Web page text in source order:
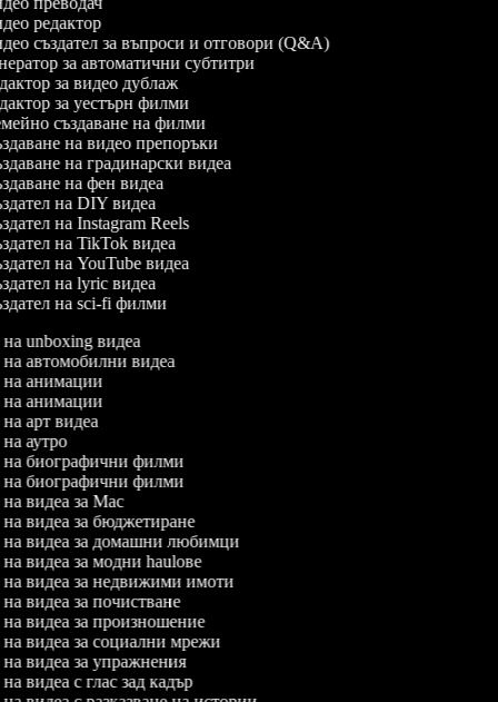
редактор
създател за въпроси и отговори (Q&A)
за автоматични субтитри
за видео дублаж
за уестърн филми
създаване на филми
на видео препоръки
на градинарски видеа
на фен видеа
на DIY видеа
на Instagram Reels
на TikTok видеа
на YouTube видеа
на lyric видеа
на sci-fi филми
на unboxing видеа
на автомобилни видеа
на анимации
на анимации
на арт видеа
на аутро
на биографични филми
на биографични филми
на видеа за Mac
на видеа за бюджетиране
на видеа за домашни любимци
на видеа за модни haulове
на видеа за недвижими имоти
на видеа за почистване
на видеа за произношение
на видеа за социални мрежи
на видеа за упражнения
на видеа с глас зад кадър